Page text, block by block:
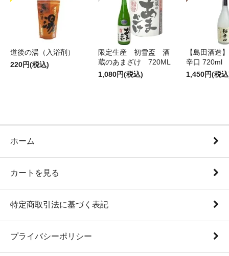
道後の湯（入浴剤）
220円(税込)
限定生産 初雪盃 酒
蔵のあまざけ 720ML
1,080円(税込)
【島田酒造
辛口 720ml
1,450円(税
ホーム
カートを見る
特定商取引法に基づく表記
プライバシーポリシー